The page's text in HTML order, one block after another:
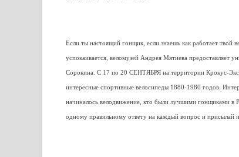
Если ты настоящий гонщик, если знаешь как работает твой
успокаивается, веломузей Андрея Мятиева предоставляет
Сорокина. С 17 по 20 СЕНТЯБРЯ на территории Крокус-
интересные спортивные велосипеды 1880-1980 годов.
начиналось велодвижение, кто были лучшими гонщиками в
одному правильному ответу на каждый вопрос и присылай